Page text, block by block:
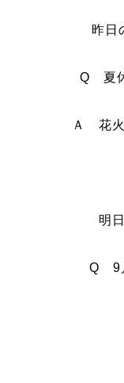
昨日
Q 夏
Ａ 花火
明
Q 9